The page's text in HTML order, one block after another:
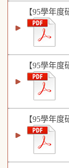
【95學年
【95學年
【95學年